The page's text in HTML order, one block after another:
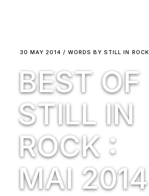
30 MAY 2014 WORDS BY STILL IN ROCK
BEST OF
STILL IN
ROCK :
MAI 2014